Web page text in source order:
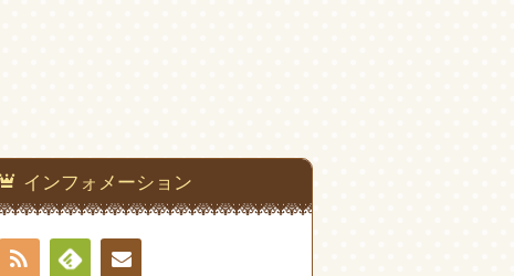
インフォメーション
RSS